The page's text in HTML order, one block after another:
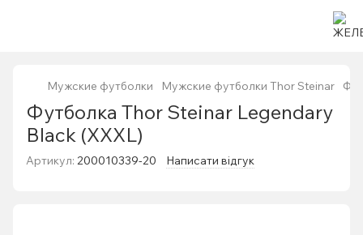
Мужские футболки Мужские футболки Thor Steinar
Футболка Thor Steinar Legendary
Black (XXXL)
Артикул: 200010339-20 Написати відгук